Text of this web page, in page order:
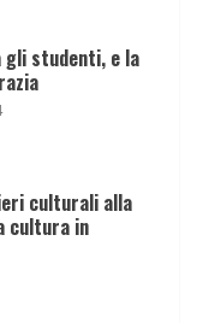
gli studenti, e la
culturali alla
cultura in